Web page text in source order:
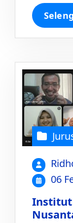
06
Institut